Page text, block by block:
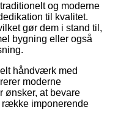
og moderne
til kvalitet.
gør dem i stand til,
bygning eller også
håndværk med
moderne
ønsker, at bevare
række imponerende